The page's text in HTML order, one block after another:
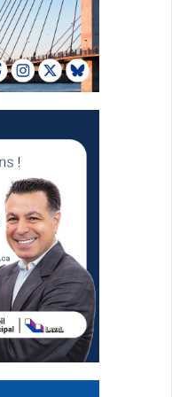
locales
d’un
de 300 $, un
ainsi que la
» sera également
27 mars 2026 à 23
est prévu le 2 avril,
programmation aura